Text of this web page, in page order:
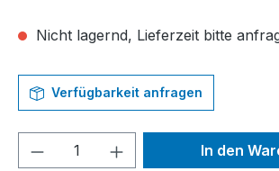
Nicht lagernd, Lieferzeit bitte
Verfügbarkeit anfragen
Produkt Anzahl: Gib den
In den